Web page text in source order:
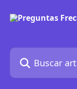
Buscar artículos...